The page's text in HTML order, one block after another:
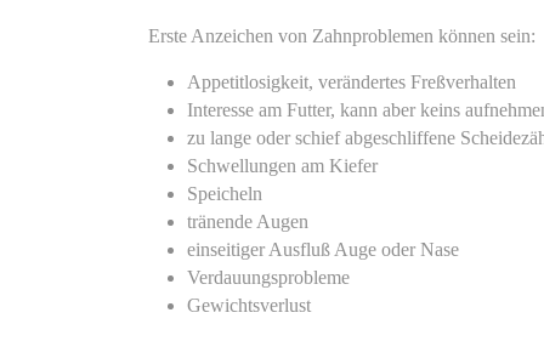
Erste Anzeichen von Zahnproblemen können sein:
Appetitlosigkeit, verändertes Freßverhalten
Interesse am Futter, kann aber keins
zu lange oder schief abgeschliffene
Schwellungen am Kiefer
Speicheln
tränende Augen
einseitiger Ausfluß Auge oder Nase
Verdauungsprobleme
Gewichtsverlust
Tierärztliche Praxis Dr. Marco Atzeni
Pingsdorfer Straße 52–54
50321 Brühl